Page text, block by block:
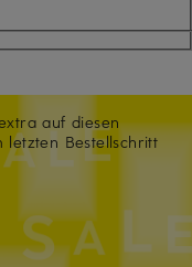
auf diesen
Bestellschritt